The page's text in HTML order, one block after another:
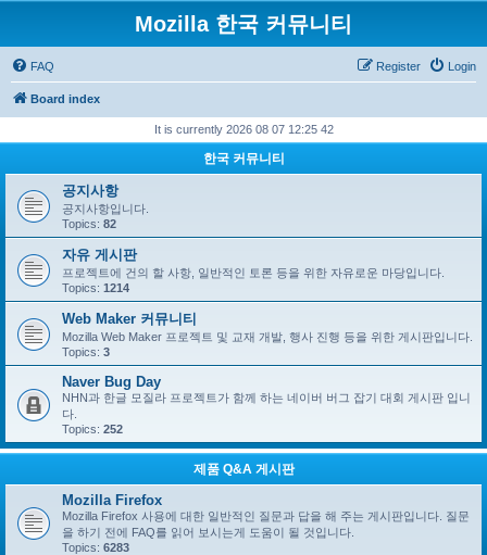
Mozilla 한국 커뮤니티
FAQ Login
Register
Board index
It is currently 2026 08 07 12:25 42
한국 커뮤니티
공지사항
공지사항입니다.
Topics: 82
자유 게시판
프로젝트에 건의 할 사항, 일반적인 토론 등을 위한 자유로운 마당입니다.
Topics: 1214
Web Maker 커뮤니티
Mozilla Web Maker 프로젝트 및 교재 개발, 행사 진행 등을 위한 게시판입니다.
Topics: 3
Naver Bug Day
NHN과 한글 모질라 프로젝트가 함께 하는 네이버 버그 잡기 대회 게시판 입니
다.
Topics: 252
제품 Q&A 게시판
Mozilla Firefox
Mozilla Firefox 사용에 대한 일반적인 질문과 답을 해 주는 게시판입니다. 질문
을 하기 전에 FAQ를 읽어 보시는게 도움이 될 것입니다.
Topics: 6283